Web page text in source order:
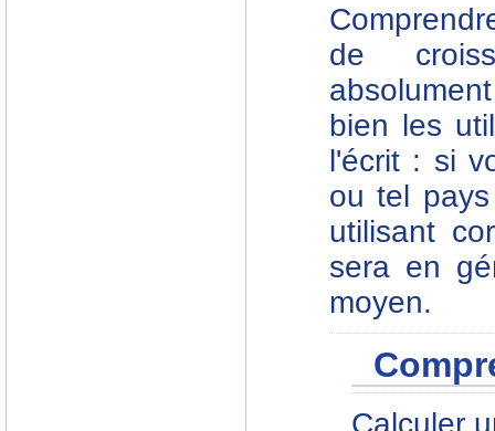
de
bien les
l'écrit : si
ou tel
utilisant
sera en
moyen.
Calculer